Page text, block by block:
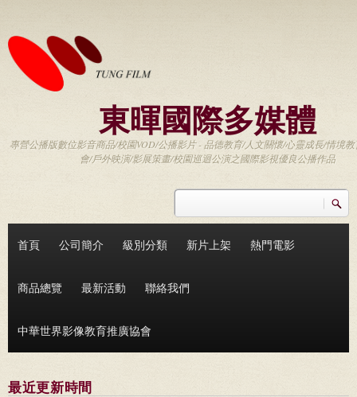
東暉國際多媒體
專營公播版數位影音商品/校園VOD/公播影片 - 品德教育/人文關懷/心靈成長/情境
會/戶外映演/影展策畫/校園巡迴公演之國際影視優良公播作品
搜尋
首頁 公司簡介 級別分類 新片上架 熱門電影
商品總覽 最新活動 聯絡我們
中華世界影像教育推廣協會
最近更新時間